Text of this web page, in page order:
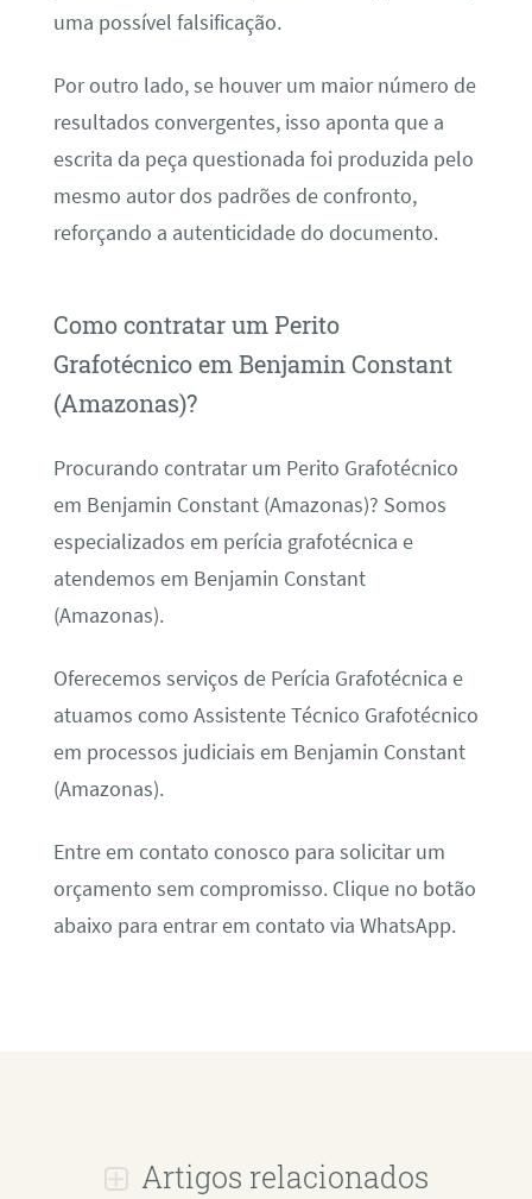
uma possível falsificação.
Por outro lado, se houver um maior número de
resultados convergentes, isso aponta que a
escrita da peça questionada foi produzida pelo
mesmo autor dos padrões de confronto,
reforçando a autenticidade do documento.
Como contratar um Perito
Grafotécnico em Benjamin Constant
(Amazonas)?
Procurando contratar um Perito Grafotécnico
em Benjamin Constant (Amazonas)? Somos
especializados em perícia grafotécnica e
atendemos em Benjamin Constant
(Amazonas).
Oferecemos serviços de Perícia Grafotécnica e
atuamos como Assistente Técnico Grafotécnico
em processos judiciais em Benjamin Constant
(Amazonas).
Entre em contato conosco para solicitar um
orçamento sem compromisso. Clique no botão
abaixo para entrar em contato via WhatsApp.
Artigos relacionados